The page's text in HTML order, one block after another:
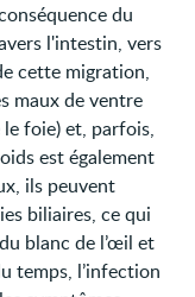
du
l'intestin, vers
cette migration,
maux de ventre
foie) et, parfois,
est également
ils peuvent
biliaires, ce qui
blanc de l’œil et
temps, l’infection